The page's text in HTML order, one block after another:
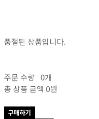
품절된 상품입니다.
주문 수량 0개
총 상품 금액 0원
구매하기